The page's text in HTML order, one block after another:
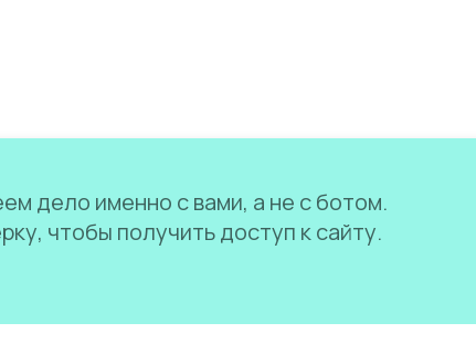
дело именно с вами, а не с ботом.
чтобы получить доступ к сайту.